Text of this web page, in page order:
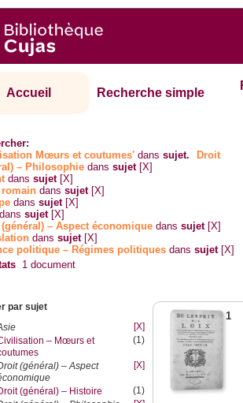
Accueil Recherche simple
Mœurs et coutumes' danssujet.
Droit
– Philosophie danssujet [X]
danssujet [X]
romain danssujet [X]
danssujet [X]
danssujet [X]
(général) – Aspect économique danssujet [X]
danssujet [X]
politique – Régimes politiques danssujet [X]
1 document
par sujet
[X]
– Mœurs et
(1)
(général) – Aspect
[X]
(général) – Histoire
(1)
1